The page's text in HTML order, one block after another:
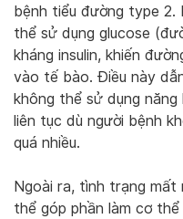
bệnh tiểu đường type 2.
thể sử dụng glucose
kháng insulin, khiến
vào tế bào. Điều này
không thể sử dụng
liên tục dù người bệnh
quá nhiều.
Ngoài ra, tình trạng
thể góp phần làm cơ